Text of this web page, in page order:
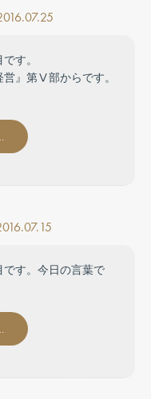
す。
』第Ⅴ部からです。
す。今日の言葉で